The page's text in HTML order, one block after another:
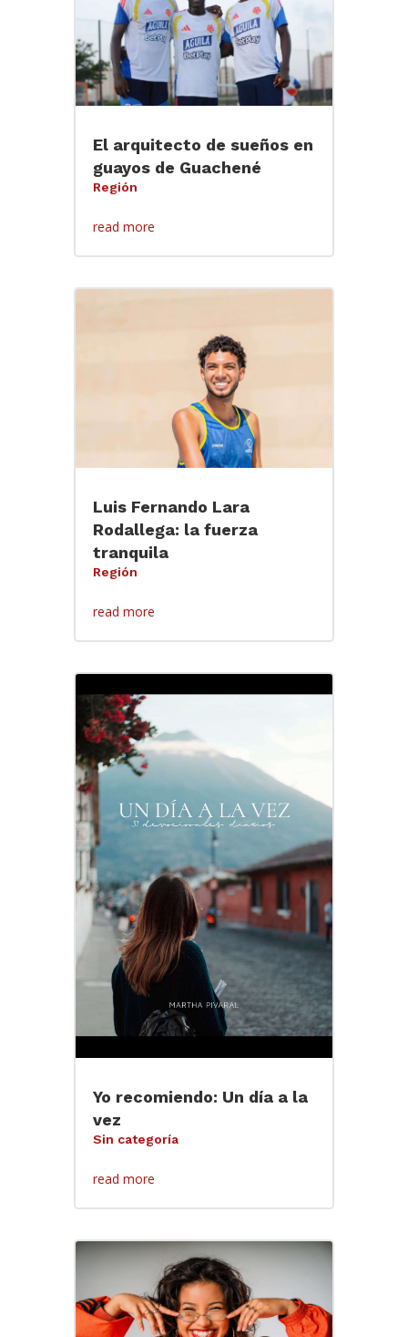
El arquitecto de sueños en
guayos de Guachené
Región
read more
Luis Fernando Lara
Rodallega: la fuerza
tranquila
Región
read more
Yo recomiendo: Un día a la
vez
Sin categoría
read more